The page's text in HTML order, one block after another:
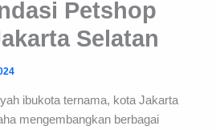
Petshop
Selatan
ibukota ternama, kota Jakarta
mengembangkan berbagai